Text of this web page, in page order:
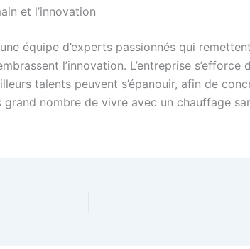
et l’innovation
équipe d’experts passionnés qui
l’innovation. L’entreprise s’efforce
talents peuvent s’épanouir, afin de
nombre de vivre avec un chauffage